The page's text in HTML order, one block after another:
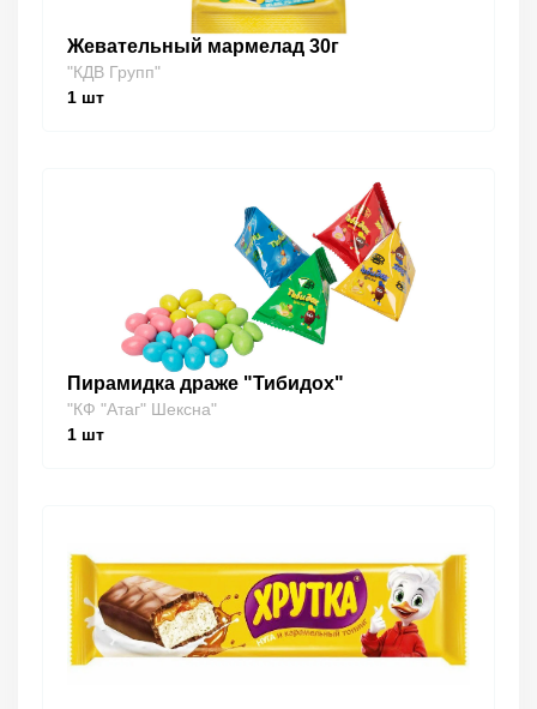
Жевательный мармелад 30г
"КДВ Групп"
1 шт
Пирамидка драже "Тибидох"
"КФ "Атаг" Шексна"
1 шт